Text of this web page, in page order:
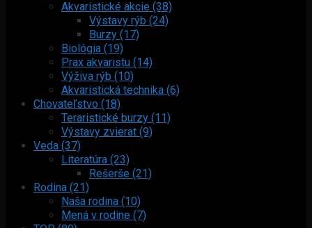
Akvaristické akcie (38)
Výstavy rýb (24)
Burzy (17)
Biológia (19)
Prax akvaristu (14)
Výživa rýb (10)
Akvaristická technika (6)
Chovateľstvo (18)
Teraristické burzy (11)
Výstavy zvierat (9)
Veda (37)
Literatúra (23)
Rešerše (21)
Rodina (21)
Naša rodina (10)
Mená v rodine (7)